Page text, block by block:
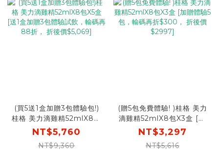
(買5送1盒加贈3包體驗包!)
桂格 美力滴雞精52mlX8包
X5盒 [送1盒加贈3包體驗試
飲，輸碼再88折， 折後價
NT$5,760
NT$9,360
(贈5包免費體驗! )桂格 美力
滴雞精52mlX8包X3盒 [加
贈體驗5包，輸碼再折
$300， 折後價$2997]
NT$3,297
NT$5,616